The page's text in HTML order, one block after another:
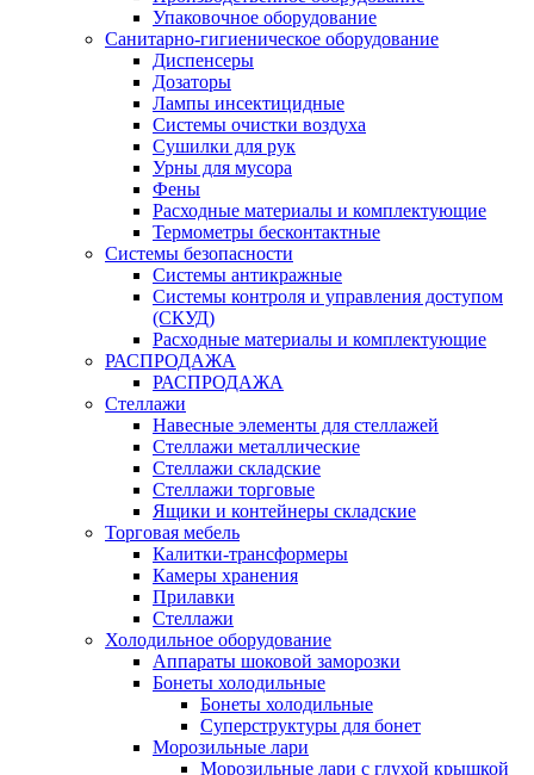
Упаковочное оборудование
Санитарно-гигиеническое оборудование
Диспенсеры
Дозаторы
Лампы инсектицидные
Системы очистки воздуха
Сушилки для рук
Урны для мусора
Фены
Расходные материалы и комплектующие
Термометры бесконтактные
Системы безопасности
Системы антикражные
Системы контроля и управления доступом
(СКУД)
Расходные материалы и комплектующие
РАСПРОДАЖА
РАСПРОДАЖА
Стеллажи
Навесные элементы для стеллажей
Стеллажи металлические
Стеллажи складские
Стеллажи торговые
Ящики и контейнеры складские
Торговая мебель
Калитки-трансформеры
Камеры хранения
Прилавки
Стеллажи
Холодильное оборудование
Аппараты шоковой заморозки
Бонеты холодильные
Бонеты холодильные
Суперструктуры для бонет
Морозильные лари
Морозильные лари с глухой крышкой